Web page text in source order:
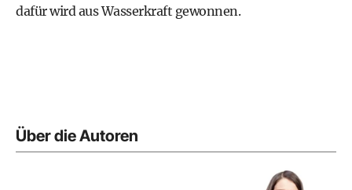
dafür wird aus Wasserkraft gewonnen.
Über die Autoren